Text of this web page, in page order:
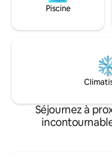
Piscine
Séjournez à